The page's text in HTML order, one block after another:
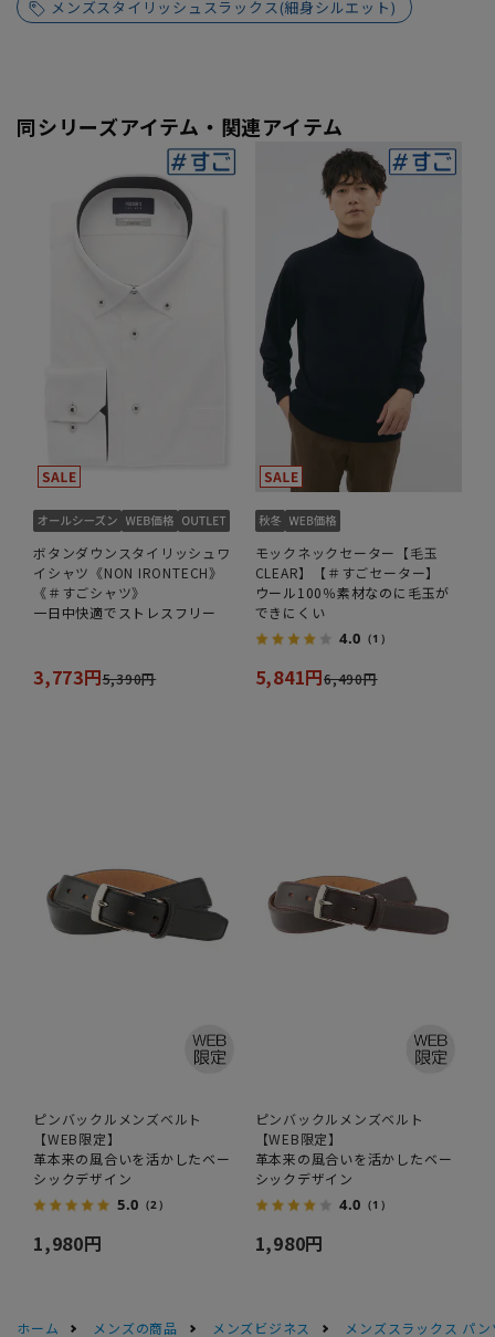
メンズスタイリッシュスラックス(細身シルエット)
同シリーズアイテム・関連アイテム
ボタンダウンスタイリッシュワ
イシャツ《NON IRONTECH》
《＃すごシャツ》
一日中快適でストレスフリー
3,773円5,390円
モックネックセーター【毛玉
CLEAR】【＃すごセーター】
ウール100％素材なのに毛玉が
できにくい
4.0 （1）
5,841円6,490円
ピンバックルメンズベルト
【WEB限定】
革本来の風合いを活かしたベー
シックデザイン
5.0 （2）
1,980円
ピンバックルメンズベルト
【WEB限定】
革本来の風合いを活かしたベー
シックデザイン
4.0 （1）
1,980円
ホーム メンズの商品 メンズビジネス
メンズスラックス パン